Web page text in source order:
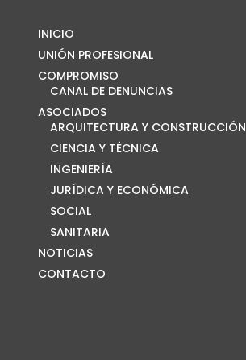
INICIO
UNIÓN PROFESIONAL
COMPROMISO
CANAL DE DENUNCIAS
ASOCIADOS
ARQUITECTURA Y CONSTRUCCIÓN
CIENCIA Y TÉCNICA
INGENIERÍA
JURÍDICA Y ECONÓMICA
SOCIAL
SANITARIA
NOTICIAS
CONTACTO